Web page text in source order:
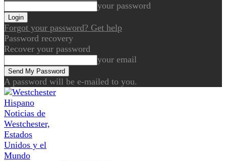
your password
Forgot your password? Get help
Password recovery
Recover your password
your email
A password will be e-mailed to you.
Noticias de
Westchester,
Estados
Unidos y el
Mundo